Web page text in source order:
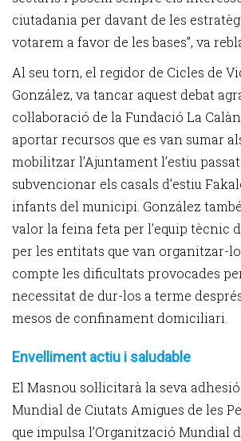
ciutadania per davant de les
votarem a favor de les bases”, va
Al seu torn, el regidor de Cicles de
González, va tancar aquest debat
col·laboració de la Fundació La
aportar recursos que es van sumar
mobilitzar l’Ajuntament l’estiu
subvencionar els casals d’estiu
infants del municipi. González
valor la feina feta per l’equip tècnic
per les entitats que van organitzar-
compte les dificultats provocades
necessitat de dur-los a terme
mesos de confinament domiciliari.
Envelliment actiu i saludable
El Masnou sol·licitarà la seva
Mundial de Ciutats Amigues de les
que impulsa l’Organització Mundial